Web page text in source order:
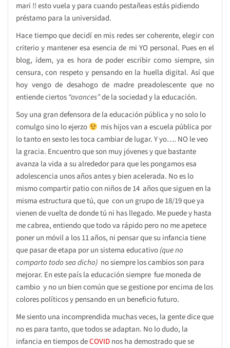
mari !! esto vuela y para cuando pestañeas estás pidiendo
préstamo para la universidad.
Hace tiempo que decidí en mis redes ser coherente, elegir con
criterio y mantener esa esencia de mi YO personal. Pues en el
blog, ídem, ya es hora de poder escribir como siempre, sin
censura, con respeto y pensando en la huella digital. Así que
hoy vengo de desahogo de madre preadolescente que no
entiende ciertos“avances”de la sociedad y la educación.
Soy una gran defensora de la educación pública y no solo lo
comulgo sino lo ejerzo
mis hijos van a escuela pública por
lo tanto en sexto les toca cambiar de lugar. Y yo…. NO le veo
la gracia. Encuentro que son muy jóvenes y que bastante
avanza la vida a su alrededor para que les pongamos esa
adolescencia unos años antes y bien acelerada. No es lo
mismo compartir patio con niños de 14 años que siguen en la
misma estructura que tú, que con un grupo de 18/19 que ya
vienen de vuelta de donde tú ni has llegado. Me puede y hasta
me cabrea, entiendo que todo va rápido pero no me apetece
poner un móvil a los 11 años, ni pensar que su infancia tiene
que pasar de etapa por un sistema educativo(que no
comparto todo sea dicho) no siempre los cambios son para
mejorar. En este país la educación siempre fue moneda de
cambio y no un bien común que se gestione por encima de los
colores políticos y pensando en un beneficio futuro.
Me siento una incomprendida muchas veces, la gente dice que
no es para tanto, que todos se adaptan. No lo dudo, la
infancia en tiempos deCOVIDnos ha demostrado que se